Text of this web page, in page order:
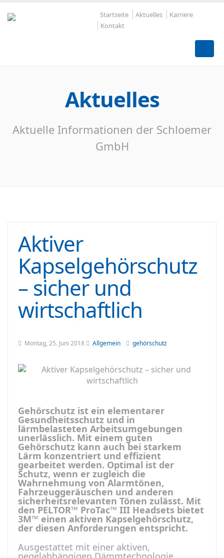
Startseite Aktuelles
Karriere
Kontakt
Aktuelles
Aktuelle Informationen der Schloemer
GmbH
Aktiver
Kapselgehörschutz
– sicher und
wirtschaftlich
Montag, 25. Juni 2018 Allgemein gehörschutz
Gehörschutz ist ein elementarer
Gesundheitsschutz und in
lärmbelasteten Arbeitsumgebungen
unerlässlich. Mit einem guten
Gehörschutz kann auch bei starkem
Lärm konzentriert und effizient
gearbeitet werden. Optimal ist der
Schutz, wenn er zugleich die
Wahrnehmung von Alarmtönen,
Fahrzeuggeräuschen und anderen
sicherheitsrelevanten Tönen zulässt. Mit
den PELTOR™ ProTac™ III Headsets bietet
3M™ einen aktiven Kapselgehörschutz,
der diesen Anforderungen entspricht.
Ausgestattet mit einer aktiven,